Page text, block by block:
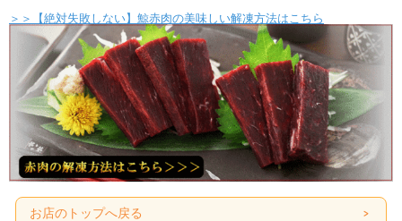
＞＞【絶対失敗しない】鯨赤肉の美味しい解凍方法はこちら
お店のトップへ戻る